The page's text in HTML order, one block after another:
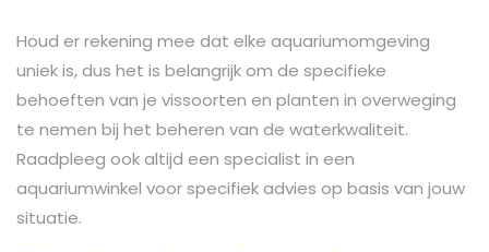
Houd er rekening mee dat elke aquariumomgeving
uniek is, dus het is belangrijk om de specifieke
behoeften van je vissoorten en planten in overweging
te nemen bij het beheren van de waterkwaliteit.
Raadpleeg ook altijd een specialist in een
aquariumwinkel voor specifiek advies op basis van jouw
situatie.